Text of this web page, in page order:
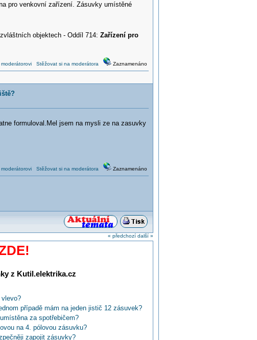
pro venkovní zařízení. Zásuvky umístěné
objektech - Oddíl 714:Zařízení pro
Stěžovat si na moderátora Zaznamenáno
formuloval.Mel jsem na mysli ze na zasuvky
Stěžovat si na moderátora Zaznamenáno
« předchozí další »
z Kutil.elektrika.cz
případě mám na jeden jistič 12 zásuvek?
za spotřebičem?
na 4. pólovou zásuvku?
zapojit zásuvky?